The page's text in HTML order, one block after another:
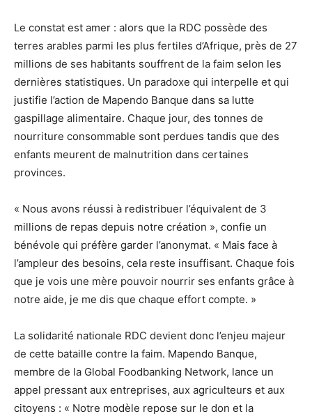
Le constat est amer : alors que la RDC possède des
terres arables parmi les plus fertiles d’Afrique, près de 27
millions de ses habitants souffrent de la faim selon les
dernières statistiques. Un paradoxe qui interpelle et qui
justifie l’action de Mapendo Banque dans sa lutte
gaspillage alimentaire. Chaque jour, des tonnes de
nourriture consommable sont perdues tandis que des
enfants meurent de malnutrition dans certaines
provinces.
« Nous avons réussi à redistribuer l’équivalent de 3
millions de repas depuis notre création », confie un
bénévole qui préfère garder l’anonymat. « Mais face à
l’ampleur des besoins, cela reste insuffisant. Chaque fois
que je vois une mère pouvoir nourrir ses enfants grâce à
notre aide, je me dis que chaque effort compte. »
La solidarité nationale RDC devient donc l’enjeu majeur
de cette bataille contre la faim. Mapendo Banque,
membre de la Global Foodbanking Network, lance un
appel pressant aux entreprises, aux agriculteurs et aux
citoyens : « Notre modèle repose sur le don et la